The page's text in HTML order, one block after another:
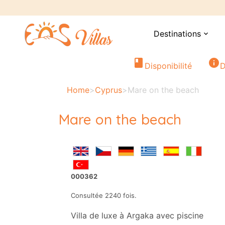
Destinations expand_more
book Disponibilité info
Home>Cyprus>Mare on the beach
Mare on the beach
000362
Consultée 2240 fois.
Villa de luxe à Argaka avec piscine